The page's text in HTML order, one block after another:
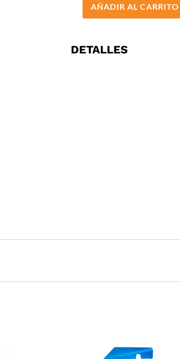
HOTWHEELS
MERCEDES
AÑADIR AL CARRITO
DETALLES